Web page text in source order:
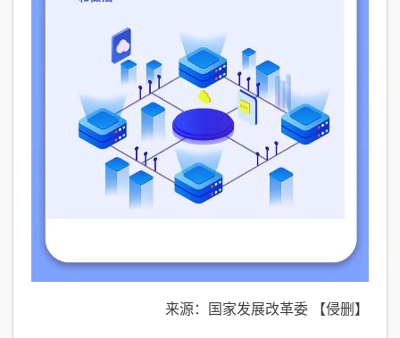
来源：国家发展改革委 【侵删】